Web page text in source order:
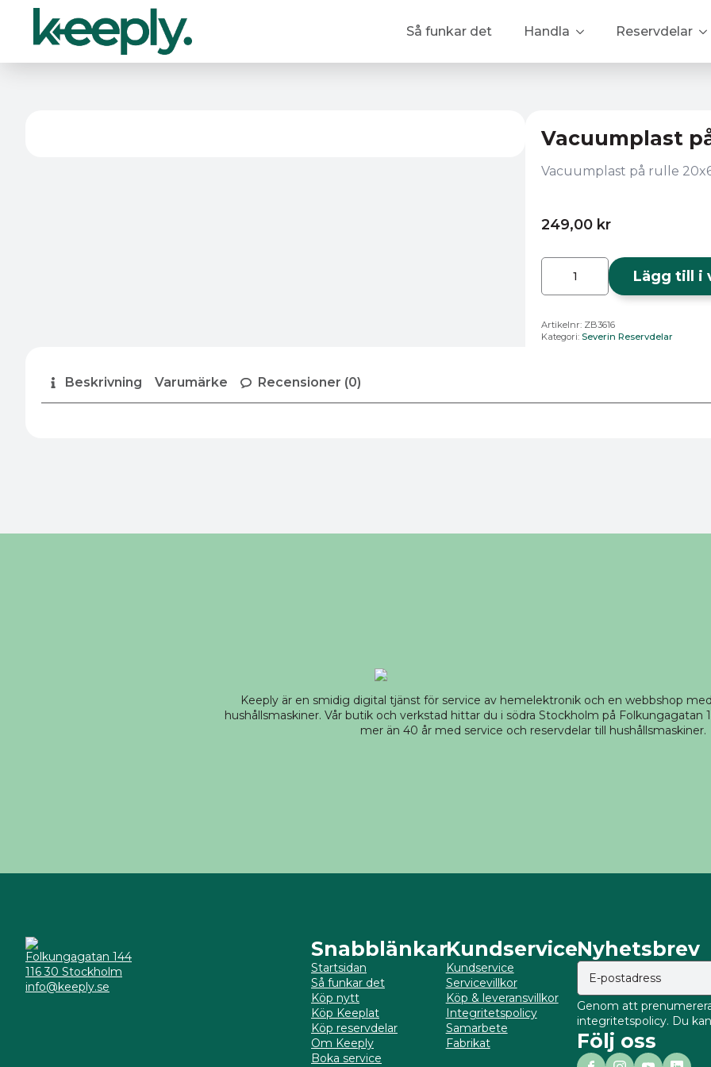
Så funkar det Handla Reservdelar
Vacuumplast
Vacuumplast på rulle
249,00 kr
Vacuumplast
ZB
Lägg till i
Artikelnr: ZB3616
Kategori: Severin Reservdelar
Beskrivning Varumärke Recensioner (0)
Keeply är en smidig digital tjänst för service av hemelektronik och en webbshop
hushållsmaskiner. Vår butik och verkstad hittar du i södra Stockholm på Folkungagatan
mer än 40 år med service och reservdelar till hushållsmaskiner.
Folkungagatan 144
116 30 Stockholm
info@keeply.se
Snabblänkar
Startsidan
Så funkar det
Köp nytt
Köp Keeplat
Köp reservdelar
Om Keeply
Boka service
Kundservice
Kundservice
Servicevillkor
Köp & leveransvillkor
Integritetspolicy
Samarbete
Fabrikat
Nyhetsbrev
Genom att
integritetspolicy. Du
Följ oss